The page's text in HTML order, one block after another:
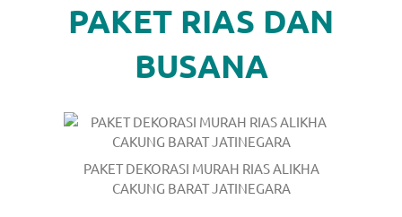
.
content
PAKET RIAS DAN
BUSANA
PAKET DEKORASI MURAH RIAS ALIKHA
CAKUNG BARAT JATINEGARA